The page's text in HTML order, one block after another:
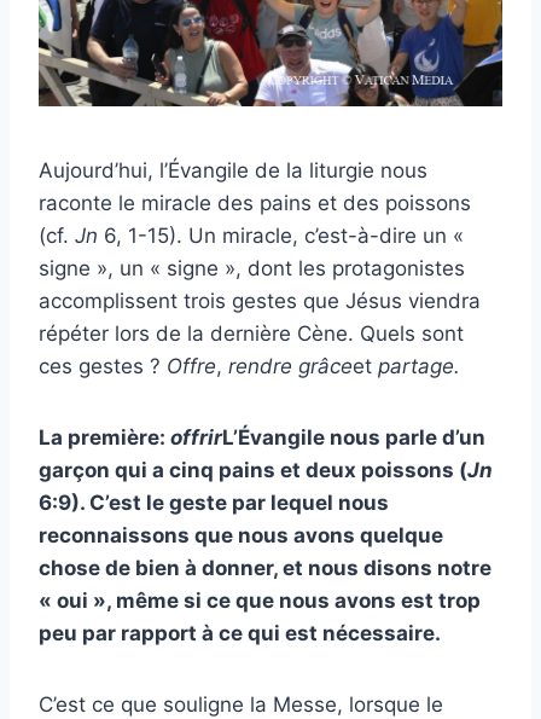
Aujourd’hui, l’Évangile de la liturgie nous
raconte le miracle des pains et des poissons
(cf. Jn 6, 1-15). Un miracle, c’est-à-dire un «
signe », un « signe », dont les protagonistes
accomplissent trois gestes que Jésus viendra
répéter lors de la dernière Cène. Quels sont
ces gestes ? Offre, rendre grâceet partage.
La première: offrirL’Évangile nous parle d’un
garçon qui a cinq pains et deux poissons (Jn
6:9). C’est le geste par lequel nous
reconnaissons que nous avons quelque
chose de bien à donner, et nous disons notre
« oui », même si ce que nous avons est trop
peu par rapport à ce qui est nécessaire.
C’est ce que souligne la Messe, lorsque le